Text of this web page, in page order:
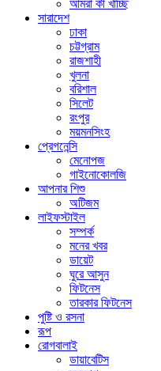
আমরা কী খাচ্ছি
সারাদেশ
ঢাকা
চট্টগ্রাম
রাজশাহী
খুলনা
বরিশাল
সিলেট
রংপুর
ময়মনসিংহ
প্রেগনেন্সি
মেনোপজ
গাইনোকোলজি
আপনার শিশু
অটিজম
লাইফস্টাইল
সম্পর্ক
মনের খবর
ডায়েট
ঘুরে আসুন
ফিটনেস
তারকার ফিটনেস
পুষ্টি ও রসনা
রূপ
রোগবালাই
ডায়াবেটিস